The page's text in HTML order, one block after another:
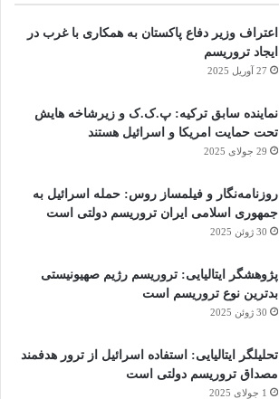
اعتراف وزیر دفاع پاکستان به همکاری با غرب در
ایجاد تروریسم
27 آوریل 2025
نماینده سابق ترکیه: پ.ک.ک و زیرشاخه هایش
تحت حمایت امریکا و اسرائیل هستند
29 جولای 2025
روزنامه‌نگار و فیلمساز روس: حمله اسرائیل به
جمهوری اسلامی ایران تروریسم دولتی است
30 ژوئن 2025
پژوهشگر ایتالیایی: تروریسم رژیم صهیونیستی
بدترین نوع تروریسم است
30 ژوئن 2025
تحلیلگر ایتالیایی: استفاده اسرائیل از ترور هدفمند
مصداق تروریسم دولتی است
1 جولای 2025